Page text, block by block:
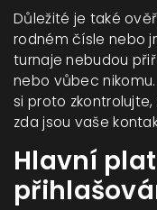
Důležité je také
rodném čísle nebo
turnaje nebudou
nebo vůbec
si proto
zda jsou vaše
Hlavní